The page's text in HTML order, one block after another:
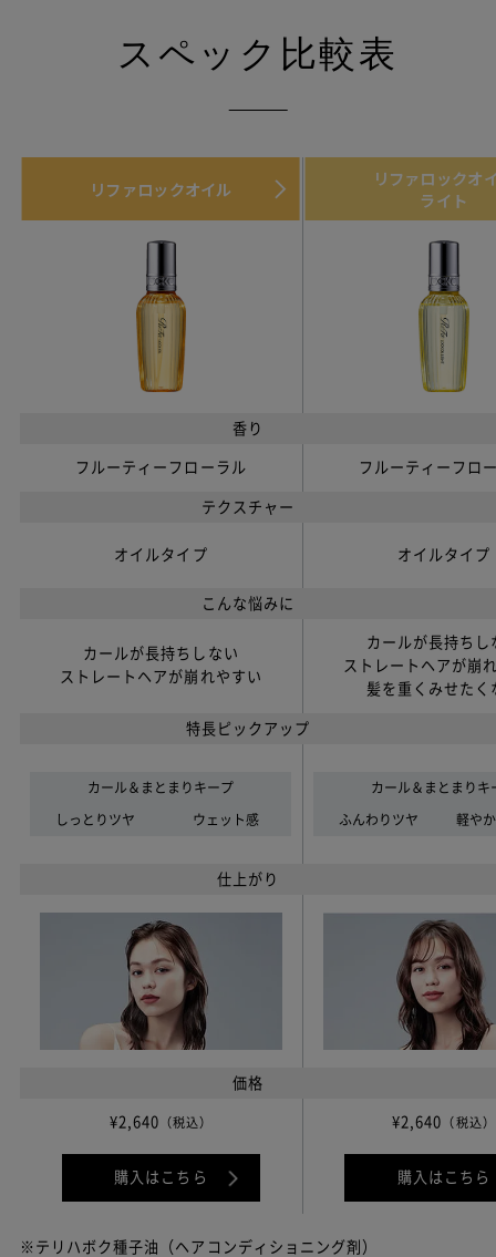
スペック比較表
リファロックオイル
リファロックオ
ライト
香り
フルーティーフローラル フルーティーフロ
テクスチャー
オイルタイプ オイルタイプ
こんな悩みに
カールが長持ちしない
ストレートヘアが崩れやすい
カールが長持ちし
ストレートヘアが崩
髪を重くみせたく
特長ピックアップ
カール＆まとまりキープ
しっとりツヤ ウェット感
カール＆まとまりキ
ふんわりツヤ 軽や
仕上がり
価格
¥2,640 （税込）
購入はこちら
¥2,640 （税込）
購入はこちら
※テリハボク種子油（ヘアコンディショニング剤）